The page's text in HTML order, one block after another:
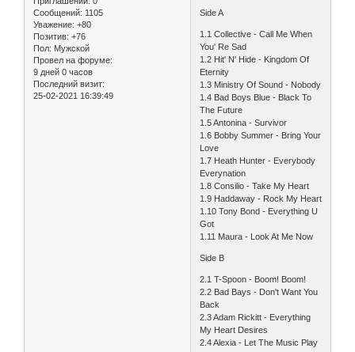
Сообщений: 1105
Уважение: +80
Позитив: +76
Пол: Мужской
Провел на форуме:
9 дней 0 часов
Последний визит:
25-02-2021 16:39:49
Side A
1.1 Collective - Call Me When
You' Re Sad
1.2 Hit' N' Hide - Kingdom Of
Eternity
1.3 Ministry Of Sound - Nobody
1.4 Bad Boys Blue - Black To
The Future
1.5 Antonina - Survivor
1.6 Bobby Summer - Bring Your
Love
1.7 Heath Hunter - Everybody
Everynation
1.8 Consilio - Take My Heart
1.9 Haddaway - Rock My Heart
1.10 Tony Bond - Everything U
Got
1.11 Maura - Look At Me Now
Side B
2.1 T-Spoon - Boom! Boom!
2.2 Bad Bays - Don't Want You
Back
2.3 Adam Rickitt - Everything
My Heart Desires
2.4 Alexia - Let The Music Play